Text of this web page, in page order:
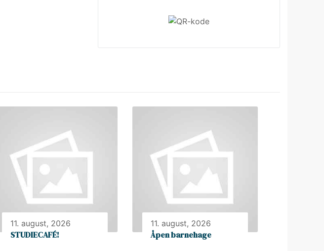
11. august, 2026
STUDIECAFÉ!
11. august, 2026
Åpen barnehage